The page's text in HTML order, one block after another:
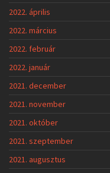
2022. április
2022. március
2022. február
2022. január
2021. december
2021. november
2021. október
2021. szeptember
2021. augusztus